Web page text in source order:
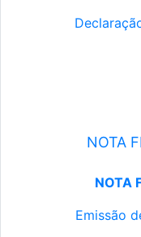
NOTA
NOTA
Emissão